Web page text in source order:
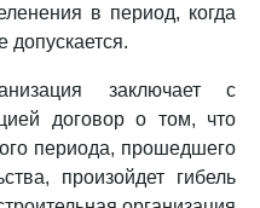
в период, когда
допускается.
заключает с
договор о том, что
периода, прошедшего
произойдет гибель